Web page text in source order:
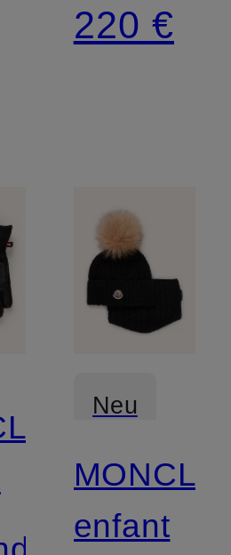
220 €
Neu
enfant